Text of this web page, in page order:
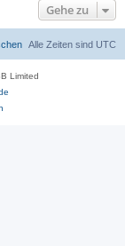
Gehe zu
Alle Zeiten sind UTC
Limited